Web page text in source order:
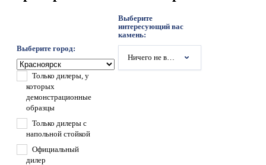
Выберите город:
Выберите
интересующий вас
камень:
Ничего не выбрано
Только дилеры, у
которых
демонстрационные
образцы
Только дилеры с
напольной стойкой
Официальный
дилер